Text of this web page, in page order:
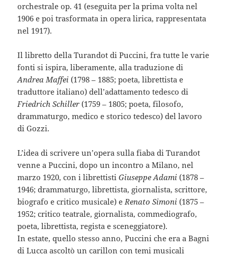
orchestrale op. 41 (eseguita per la prima volta nel
1906 e poi trasformata in opera lirica, rappresentata
nel 1917).
Il libretto della Turandot di Puccini, fra tutte le varie
fonti si ispira, liberamente, alla traduzione di
Andrea Maffei(1798 – 1885; poeta, librettista e
traduttore italiano) dell’adattamento tedesco di
Friedrich Schiller (1759 – 1805; poeta, filosofo,
drammaturgo, medico e storico tedesco) del lavoro
di Gozzi.
L’idea di scrivere un’opera sulla fiaba di Turandot
venne a Puccini, dopo un incontro a Milano, nel
marzo 1920, con i librettistiGiuseppe Adami (1878 –
1946; drammaturgo, librettista, giornalista, scrittore,
biografo e critico musicale) eRenato Simoni (1875 –
1952; critico teatrale, giornalista, commediografo,
poeta, librettista, regista e sceneggiatore).
In estate, quello stesso anno, Puccini che era a Bagni
di Lucca ascoltò un carillon con temi musicali